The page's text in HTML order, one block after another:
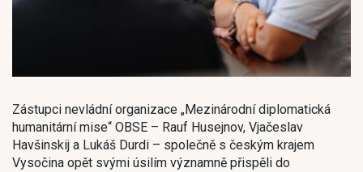
Zástupci nevládní organizace „Mezinárodní diplomatická
humanitární mise“ OBSE – Rauf Husejnov, Vjačeslav
Havšinskij a Lukáš Durdi – společně s českým krajem
Vysočina opět svými úsilím významně přispěli do